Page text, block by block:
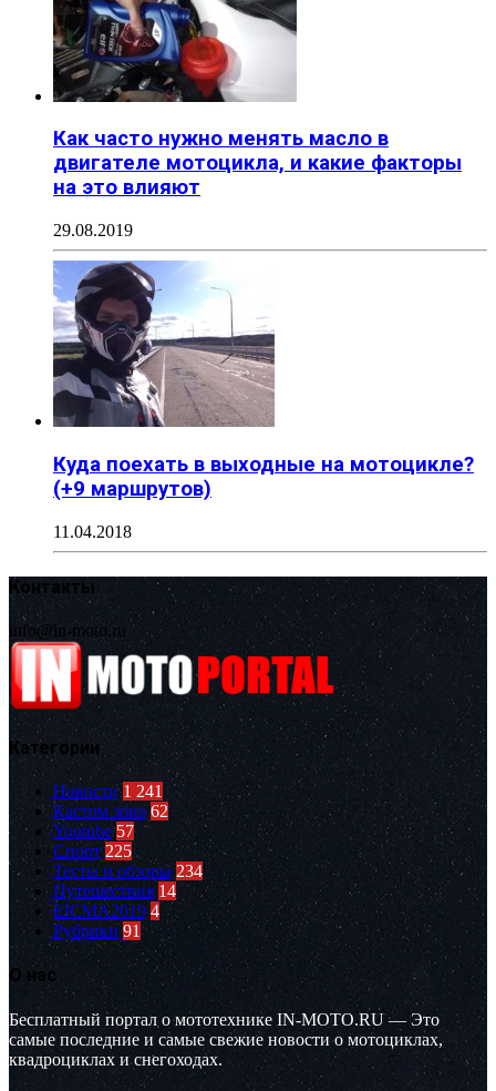
Как часто нужно менять масло в
двигателе мотоцикла, и какие факторы
на это влияют
29.08.2019
Куда поехать в выходные на мотоцикле?
(+9 маршрутов)
11.04.2018
Контакты
info@in-moto.ru
Категории
Новости 1 241
Кастом зона 62
Youtube 57
Спорт 225
Тесты и обзоры 234
Путешествия 14
EICMA2019 4
Рубрики 91
О нас
Бесплатный портал о мототехнике IN-MOTO.RU — Это
самые последние и самые свежие новости о мотоциклах,
квадроциклах и снегоходах.